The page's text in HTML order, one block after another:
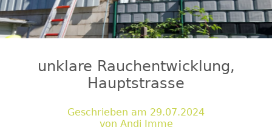
unklare Rauchentwicklung,
Hauptstrasse
Geschrieben am 29.07.2024
von Andi Imme